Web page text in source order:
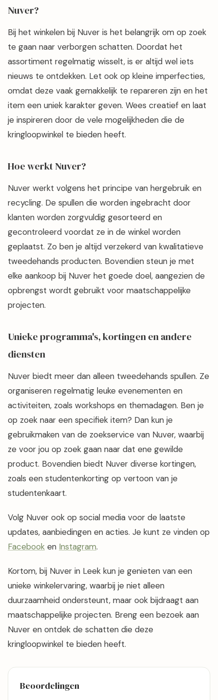
Nuver?
Bij het winkelen bij Nuver is het belangrijk om op zoek
te gaan naar verborgen schatten. Doordat het
assortiment regelmatig wisselt, is er altijd wel iets
nieuws te ontdekken. Let ook op kleine imperfecties,
omdat deze vaak gemakkelijk te repareren zijn en het
item een uniek karakter geven. Wees creatief en laat
je inspireren door de vele mogelijkheden die de
kringloopwinkel te bieden heeft.
Hoe werkt Nuver?
Nuver werkt volgens het principe van hergebruik en
recycling. De spullen die worden ingebracht door
klanten worden zorgvuldig gesorteerd en
gecontroleerd voordat ze in de winkel worden
geplaatst. Zo ben je altijd verzekerd van kwalitatieve
tweedehands producten. Bovendien steun je met
elke aankoop bij Nuver het goede doel, aangezien de
opbrengst wordt gebruikt voor maatschappelijke
projecten.
Unieke programma's, kortingen en andere
diensten
Nuver biedt meer dan alleen tweedehands spullen. Ze
organiseren regelmatig leuke evenementen en
activiteiten, zoals workshops en themadagen. Ben je
op zoek naar een specifiek item? Dan kun je
gebruikmaken van de zoekservice van Nuver, waarbij
ze voor jou op zoek gaan naar dat ene gewilde
product. Bovendien biedt Nuver diverse kortingen,
zoals een studentenkorting op vertoon van je
studentenkaart.
Volg Nuver ook op social media voor de laatste
updates, aanbiedingen en acties. Je kunt ze vinden op
Facebook en Instagram.
Kortom, bij Nuver in Leek kun je genieten van een
unieke winkelervaring, waarbij je niet alleen
duurzaamheid ondersteunt, maar ook bijdraagt aan
maatschappelijke projecten. Breng een bezoek aan
Nuver en ontdek de schatten die deze
kringloopwinkel te bieden heeft.
Beoordelingen